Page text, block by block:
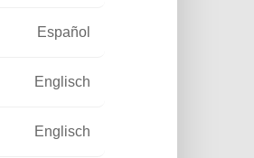
Español
Englisch
Englisch